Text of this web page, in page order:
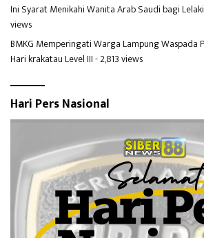
Ini Syarat Menikahi Wanita Arab Saudi bagi
views
BMKG Memperingati Warga Lampung Waspada
Hari krakatau Level III- 2,813 views
Hari Pers Nasional